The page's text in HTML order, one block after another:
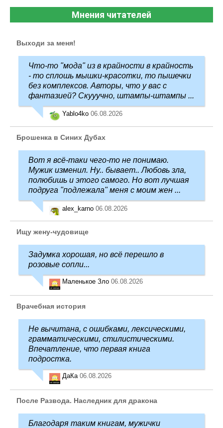
Мнения читателей
Выходи за меня!
Что-то "мода" из в крайности в крайность
- то сплошь мышки-красотки, то пышечки
без комплексов. Авторы, что у вас с
фантазией? Скууучно, штампы-штампы ...
Yablo4ko 06.08.2026
Брошенка в Синих Дубах
Вот я всё-таки чего-то не понимаю.
Мужик изменил. Ну.. бывает.. Любовь зла,
полюбишь и этого самого. Но вот лучшая
подруга "подлежала" меня с моим жен ...
alex_karno 06.08.2026
Ищу жену-чудовище
Задумка хорошая, но всё перешло в
розовые сопли...
Маленькое Зло 06.08.2026
Врачебная история
Не вычитана, с ошибками, лексическими,
грамматическими, стилистическими.
Впечатление, что первая книга
подростка.
ДаКа 06.08.2026
После Развода. Наследник для дракона
Благодаря таким книгам, мужички